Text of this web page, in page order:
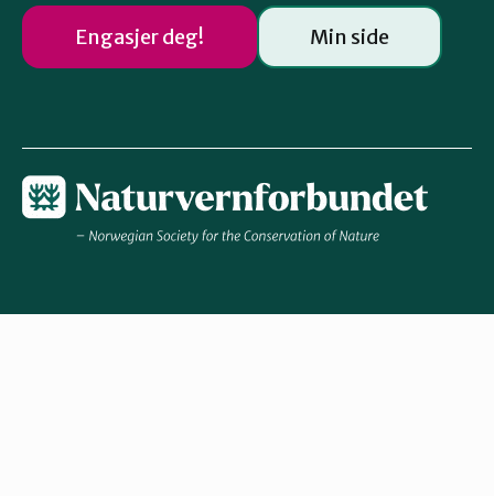
Engasjer deg! Min side